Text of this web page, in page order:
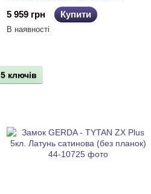
5 959 грн
Купити
В наявності
5 ключів